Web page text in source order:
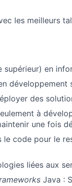
les meilleurs
supérieur) en
développement
des
à
une fois
le code pour le
liées aux
Java :